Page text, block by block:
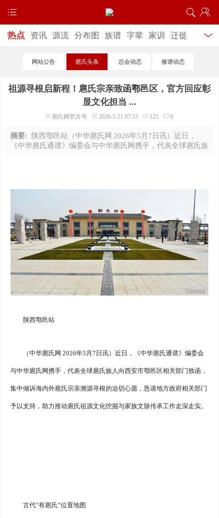
热点 资讯 源流 分布图 族谱 字辈 家训 迁徙
研究考证 古代名人 当代名人 功德榜 文
服务信息
网站公告 扈氏头条 总会动态 修谱动态
祖源寻根启新程！扈氏宗亲致函鄠邑区，官方回应彰
显文化担当 ...
扈氏网官方号 2026-5-11 07:33 125 0
摘要:
陕西鄠邑站（中华扈氏网 2026年5月7日讯）近日，
《中华扈氏通谱》编委会与中华扈氏网携手，代表全球扈氏族
陕西鄠邑站
（中华扈氏网 2026年5月7日讯）近日，《中华扈氏通谱》编委会
与中华扈氏网携手，代表全球扈氏族人向西安市鄠邑区相关部门致函，
集中倾诉海内外扈氏宗亲溯源寻根的迫切心愿，恳请地方政府相关部门
予以支持，助力推动扈氏祖源文化挖掘与家族文脉传承工作走深走实。
古代“有扈氏”位置地图